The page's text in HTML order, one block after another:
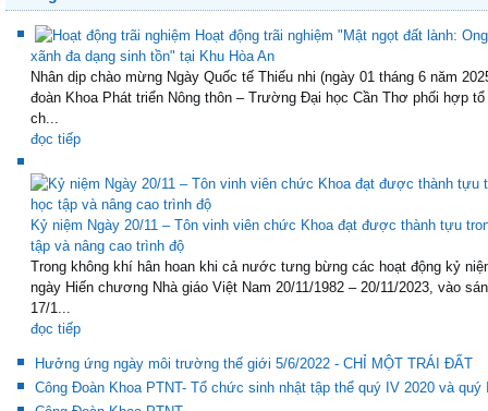
Hoạt động trãi nghiệm "Mật ngọt đất lành:
xãnh đa dạng sinh tồn" tại Khu Hòa An
Nhân dịp chào mừng Ngày Quốc tế Thiếu nhi (ngày 01 tháng 6 năm
đoàn Khoa Phát triển Nông thôn – Trường Đại học Cần Thơ phối hợp
ch...
đọc tiếp
Kỷ niệm Ngày 20/11 – Tôn vinh viên chức Khoa đạt được thành tựu
tập và nâng cao trình độ
Trong không khí hân hoan khi cả nước tưng bừng các hoạt động kỷ
ngày Hiến chương Nhà giáo Việt Nam 20/11/1982 – 20/11/2023, vào
17/1...
đọc tiếp
Hưởng ứng ngày môi trường thế giới 5/6/2022 - CHỈ MỘT TRÁI ĐẤT
Công Đoàn Khoa PTNT- Tổ chức sinh nhật tập thể quý IV 2020 và quý